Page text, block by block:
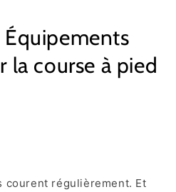
la course à pied
courent régulièrement. Et